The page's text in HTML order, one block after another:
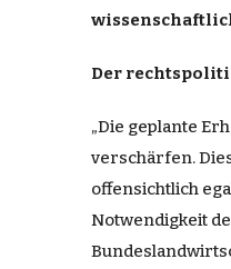
Der
„Die geplante
verschärfen.
offensichtlich
Notwendigkeit